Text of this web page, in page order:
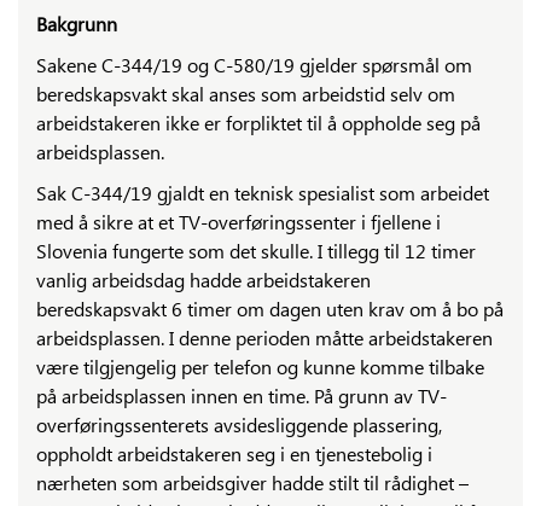
Bakgrunn
Sakene C-344/19 og C-580/19 gjelder spørsmål om
beredskapsvakt skal anses som arbeidstid selv om
arbeidstakeren ikke er forpliktet til å oppholde seg på
arbeidsplassen.
Sak C-344/19 gjaldt en teknisk spesialist som arbeidet
med å sikre at et TV-overføringssenter i fjellene i
Slovenia fungerte som det skulle. I tillegg til 12 timer
vanlig arbeidsdag hadde arbeidstakeren
beredskapsvakt 6 timer om dagen uten krav om å bo på
arbeidsplassen. I denne perioden måtte arbeidstakeren
være tilgjengelig per telefon og kunne komme tilbake
på arbeidsplassen innen en time. På grunn av TV-
overføringssenterets avsidesliggende plassering,
oppholdt arbeidstakeren seg i en tjenestebolig i
nærheten som arbeidsgiver hadde stilt til rådighet –